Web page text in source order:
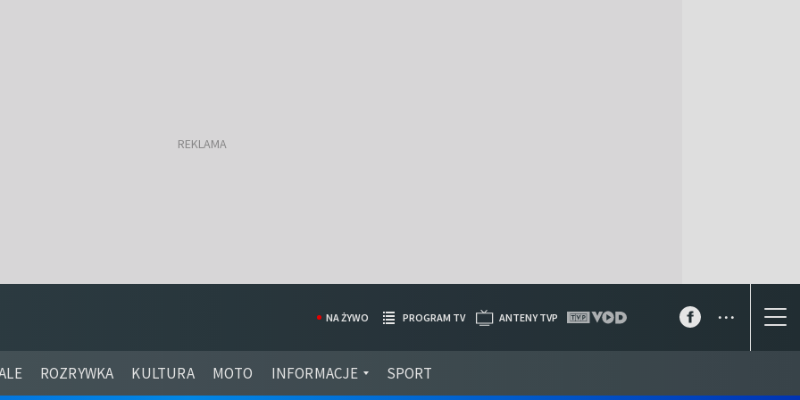
ROZRYWKA KULTURA MOTO INFORMACJE SPORT
NA ŻYWO PROGRAM TV ANTENY TVP ...